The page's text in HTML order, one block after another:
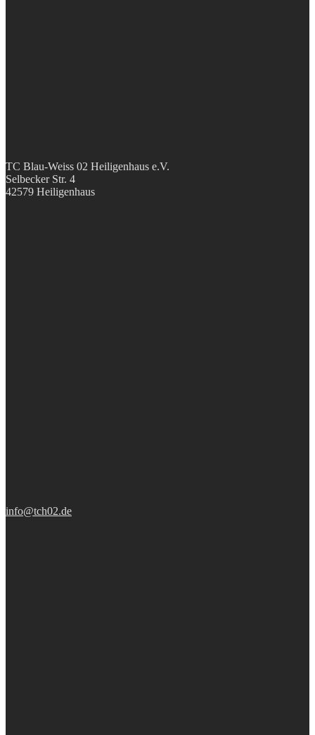
TC Blau-Weiss 02 Heiligenhaus e.V.
Selbecker Str. 4
42579 Heiligenhaus
info@tch02.de